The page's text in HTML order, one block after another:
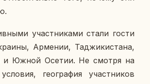
участ­ни­ка­ми стали гости
Ар­ме­нии, Та­джи­ки­ста­на,
и Южной Осетии. Не смотря на
гео­гра­фия участ­ни­ков